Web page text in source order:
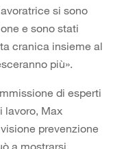
si sono
e sono stati
cranica insieme al
più».
di esperti
lavoro, Max
prevenzione
a mostrarsi